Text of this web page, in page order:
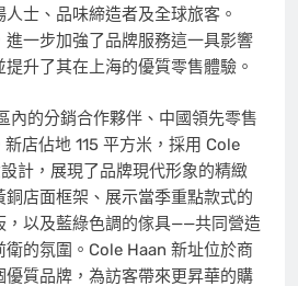
士、品味締造者及全球旅客。
進一步加強了品牌服務這一具影響
升了其在上海的優質零售體驗。
內的分銷合作夥伴、中國領先零售
店佔地 115 平方米，採用 Cole
計，展現了品牌現代形象的精緻
店面框架、展示當季重點款式的
，以及藍綠色調的傢具——共同營造
的氛圍。Cole Haan 新址位於商
質品牌，為訪客帶來更昇華的購